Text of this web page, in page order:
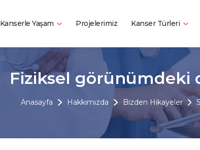
Kanserle Yaşam Projelerimiz Kanser Türleri
Fiziksel görünümdeki
Anasayfa Hakkımızda Bizden Hikayeler